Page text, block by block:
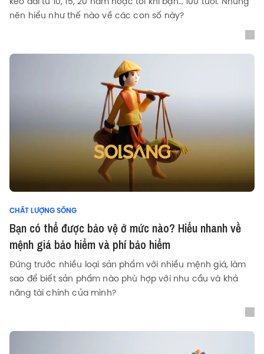
nên hiểu như thế nào về các con số này?
CHẤT LƯỢNG SỐNG
Bạn có thể được bảo vệ ở mức nào? Hiểu nhanh về
mệnh giá bảo hiểm và phí bảo hiểm
Đứng trước nhiều loại sản phẩm với nhiều mệnh giá, làm
sao để biết sản phẩm nào phù hợp với nhu cầu và khả
năng tài chính của mình?